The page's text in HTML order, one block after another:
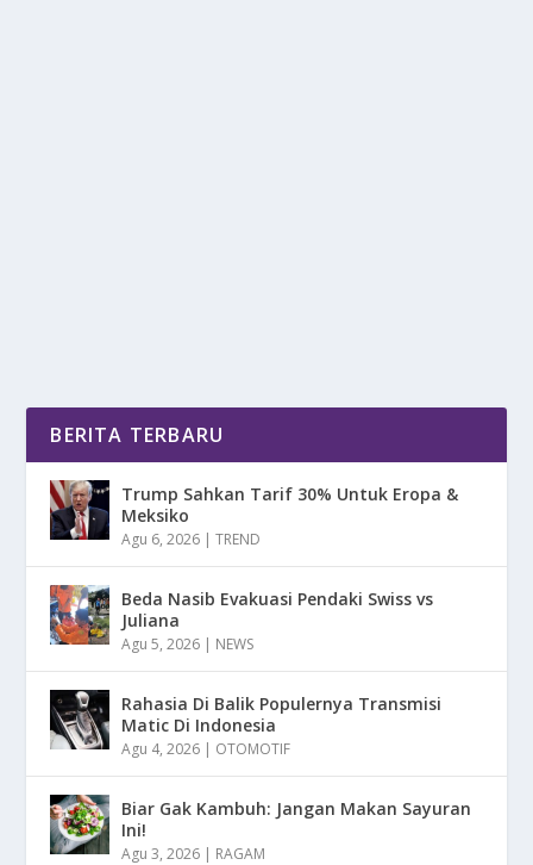
BERITA TERBARU
Trump Sahkan Tarif 30% Untuk Eropa &
Meksiko
Agu 6, 2026 |TREND
Beda Nasib Evakuasi Pendaki Swiss vs
Juliana
Agu 5, 2026 | NEWS
Rahasia Di Balik Populernya Transmisi
Matic Di Indonesia
Agu 4, 2026 | OTOMOTIF
Biar Gak Kambuh: Jangan Makan Sayuran
Ini!
Agu 3, 2026 | RAGAM